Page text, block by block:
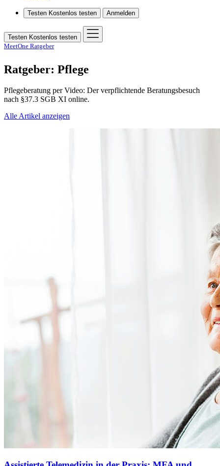
Testen Kostenlos testen Anmelden
Testen Kostenlos testen
MeetOne Ratgeber
Ratgeber: Pflege
Pflegeberatung per Video: Der verpflichtende Beratungsbesuch
nach §37.3 SGB XI online.
Alle Artikel anzeigen